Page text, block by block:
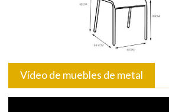
Vídeo de muebles de metal